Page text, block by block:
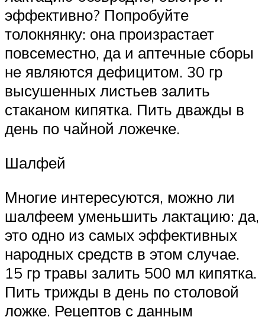
эффективно? Попробуйте
толокнянку: она произрастает
повсеместно, да и аптечные сборы
не являются дефицитом. 30 гр
высушенных листьев залить
стаканом кипятка. Пить дважды в
день по чайной ложечке.
Шалфей
Многие интересуются, можно ли
шалфеем уменьшить лактацию: да,
это одно из самых эффективных
народных средств в этом случае.
15 гр травы залить 500 мл кипятка.
Пить трижды в день по столовой
ложке. Рецептов с данным